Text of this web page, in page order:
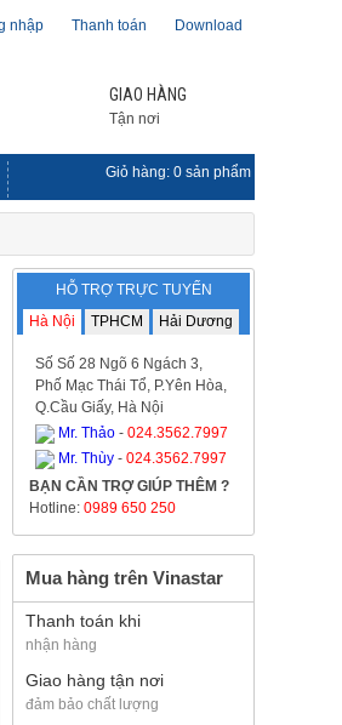
nhập Thanh toán Download
GIAO HÀNG
Tận nơi
Giỏ hàng: 0 sản phẩm
HỖ TRỢ TRỰC TUYẾN
Hà Nội
TPHCM Hải Dương
Số Số 28 Ngõ 6 Ngách 3,
Phố Mạc Thái Tổ, P.Yên Hòa,
Q.Cầu Giấy, Hà Nội
Mr. Thảo - 024.3562.7997
Mr. Thùy - 024.3562.7997
BẠN CẦN TRỢ GIÚP THÊM ?
Hotline: 0989 650 250
Mua hàng trên Vinastar
Thanh toán khi
nhận hàng
Giao hàng tận nơi
đảm bảo chất lượng